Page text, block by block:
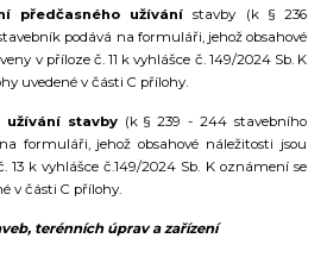
předčasného užívání stavby (k § 236
podává na formuláři, jehož obsahové
v příloze č. 11 k vyhlášce č. 149/2024 Sb. K
uvedené v části C přílohy.
užívání stavby(k § 239 - 244 stavebního
formuláři, jehož obsahové náležitosti jsou
13 k vyhlášce č.149/2024 Sb. K oznámení se
v části C přílohy.
terénních úprav a zařízení